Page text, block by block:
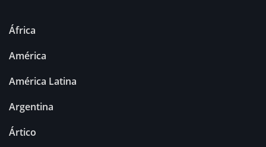
África
América
América Latina
Argentina
Ártico